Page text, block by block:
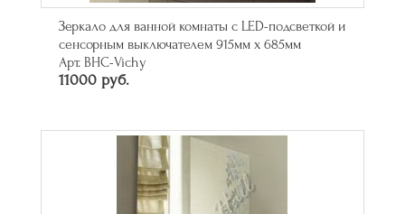
Зеркало для ванной комнаты с LED-подсветкой и
сенсорным выключателем 915мм х 685мм
Арт. BHC-Vichy
11000 руб.